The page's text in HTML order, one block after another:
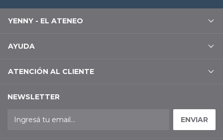
YENNY - EL ATENEO
AYUDA
ATENCIÓN AL CLIENTE
NEWSLETTER